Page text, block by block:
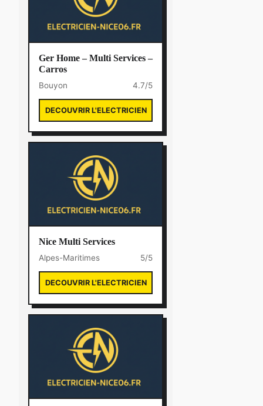
Ger Home – Multi Services –
Carros
Bouyon 4.7/5
DECOUVRIR L'ELECTRICIEN
Nice Multi Services
Alpes-Maritimes 5/5
DECOUVRIR L'ELECTRICIEN